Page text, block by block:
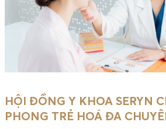
HỘI ĐỒNG Y KHOA SERYN
PHONG TRẺ HOÁ ĐA